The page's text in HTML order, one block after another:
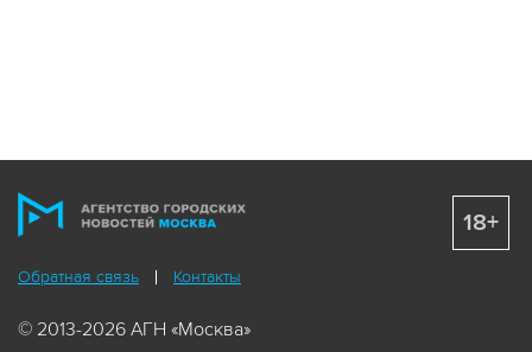
Обратная связь Контакты
© 2013-2026 АГН «Москва»
18+